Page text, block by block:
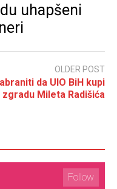
uhapšeni
OLDER POST
da UIO BiH kupi
zgradu Mileta Radišića
Follow